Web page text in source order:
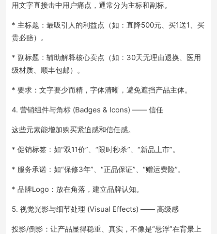
用文字直接击中用户痛点，通常分为主标和副标。
* 主标题：最吸引人的利益点（如：直降500元、买1送1、买
贵必赔）。
* 副标题：辅助解释核心卖点（如：30天无理由退换、医用
级材质、顺丰包邮）。
* 要求：文字要少而精，字体清晰，避免遮挡产品主体。
4. 营销组件与角标 (Badges & Icons) —— 信任
这些元素能增加购买紧迫感和信任感。
* 促销标签：如“双11价”、“限时秒杀”、“新品上市”。
* 服务承诺：如“保修3年”、“正品保证”、“赠运费险”。
* 品牌Logo：放在角落，建立品牌认知。
5. 视觉光影与细节处理 (Visual Effects) —— 高级感
投影/倒影：让产品显得稳重、真实，不像是“悬浮”在背景上